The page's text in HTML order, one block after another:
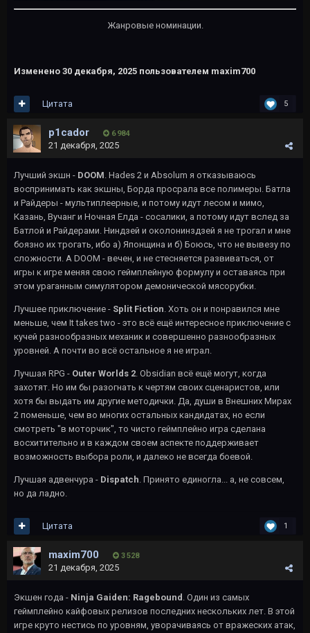
Жанровые номинации.
Изменено 30 декабря, 2025 пользователем maxim700
5
Цитата
p1cador 6 984
21 декабря, 2025
Лучший экшн - DOOM. Hades 2 и Absolum я отказываюсь
воспринимать как экшны, Борда просрала все полимеры. Батла
и Райдеры - мультиплеерные, и потому идут лесом и мимо,
Казань, Вучанг и Ночная Елда - сосалики, а потому идут вслед за
Батлой и Райдерами. Ниндзей и околонинздзей я не трогал и мне
боязно их трогать, ибо а) Японщина и б) Боюсь, что не вывезу по
сложности. А DOOM - вечен, и не стесняется развиваться, от
игры к игре меняя свою геймплейную формулу и оставаясь при
этом ураганным симулятором демонической мясорубки.
Лучшее приключение - Split Fiction. Хоть он и понравился мне
меньше, чем It takes two - это всё ещё интересное приключение с
кучей разнообразных механик и совершенно разнообразных
уровней. А почти во всё остальное я не играл.
Лучшая RPG - Outer Worlds 2. Obsidian всё ещё могут, когда
захотят. Но им бы разогнать к чертям своих сценаристов, или
хотя бы выдать им другие методички. Да, души в Внешних Мирах
2 поменьше, чем во многих остальных кандидатах, но если
смотреть "в моторчик", то чисто геймплейно игра сделана
восхитительно и в каждом своем аспекте поддерживает
возможность выбора роли, и далеко не всегда боевой.
Лучшая адвенчура - Dispatch. Принято единогла... а, не совсем,
но да ладно.
1
Цитата
maxim700 3 528
21 декабря, 2025
Экшен года - Ninja Gaiden: Ragebound . Один из самых
геймплейно кайфовых релизов последних нескольких лет. В этой
игре круто нестись по уровням, уворачиваясь от вражеских атак,